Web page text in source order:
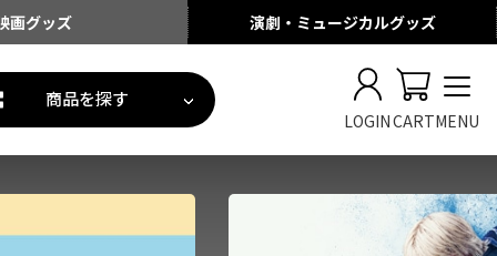
画グッズ 演劇・ミュージカルグッズ
商品を探す
LOGINCARTMENU